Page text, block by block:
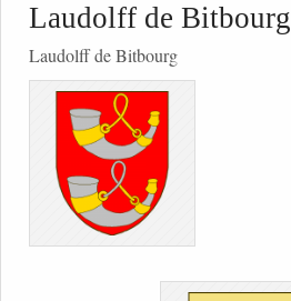
Laudolff de Bitbourg
Laudolff de Bitbourg